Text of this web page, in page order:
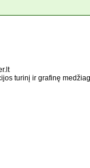
turinį ir grafinę